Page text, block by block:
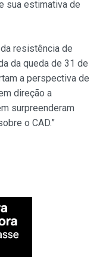
sua estimativa de
resistência de
da queda de 31 de
a perspectiva de
direção a
surpreenderam
o CAD.”